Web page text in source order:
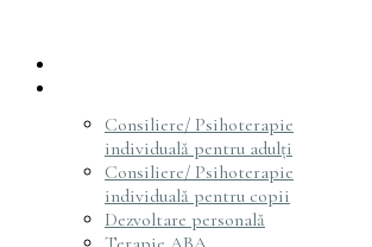
Consiliere/ Psihoterapie
individuală pentru adulți
Consiliere/ Psihoterapie
individuală pentru copii
Dezvoltare personală